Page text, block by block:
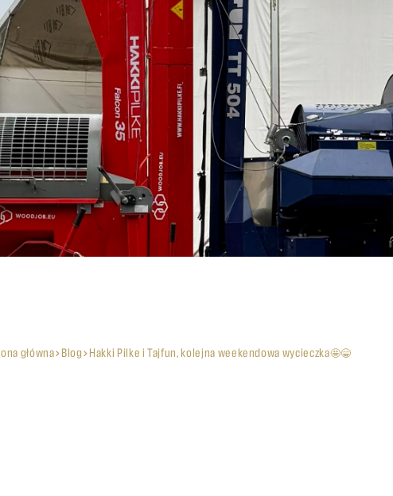
główna Blog Hakki Pilke i Tajfun, kolejna weekendowa wycieczka🤩😁